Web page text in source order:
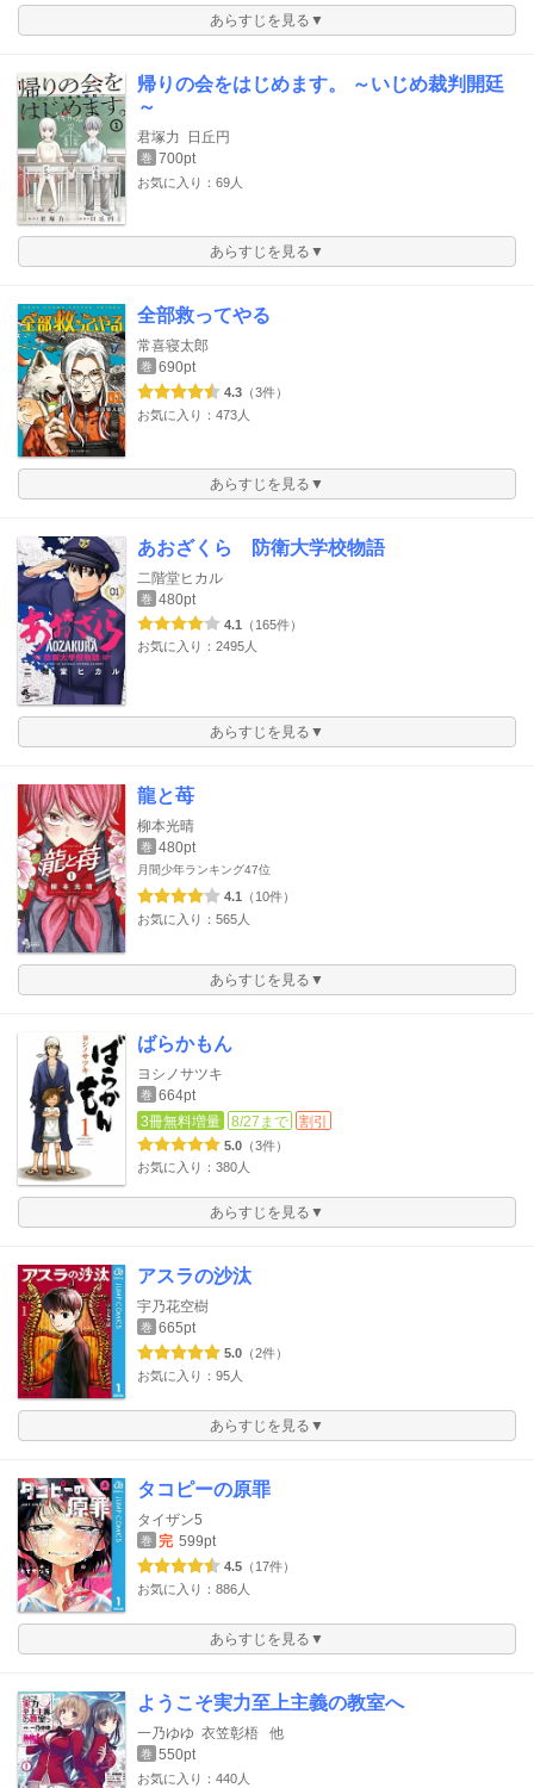
あらすじを見る▼
帰りの会をはじめます。 ～いじめ裁判開廷
～
君塚力 日丘円
巻 700pt
お気に入り：69人
あらすじを見る▼
全部救ってやる
常喜寝太郎
巻 690pt
4.3 （3件）
お気に入り：473人
あらすじを見る▼
あおざくら 防衛大学校物語
二階堂ヒカル
巻 480pt
4.1
（165件）
お気に入り：2495人
あらすじを見る▼
龍と苺
柳本光晴
巻 480pt
月間少年ランキング47位
4.1 （10件）
お気に入り：565人
あらすじを見る▼
ばらかもん
ヨシノサツキ
巻 664pt
3冊無料増量
8/27まで 割引
5.0 （3件）
お気に入り：380人
あらすじを見る▼
アスラの沙汰
宇乃花空樹
巻 665pt
5.0 （2件）
お気に入り：95人
あらすじを見る▼
タコピーの原罪
タイザン5
巻 完 599pt
4.5 （17件）
お気に入り：886人
あらすじを見る▼
ようこそ実力至上主義の教室へ
一乃ゆゆ 衣笠彰梧 他
巻 550pt
お気に入り：440人